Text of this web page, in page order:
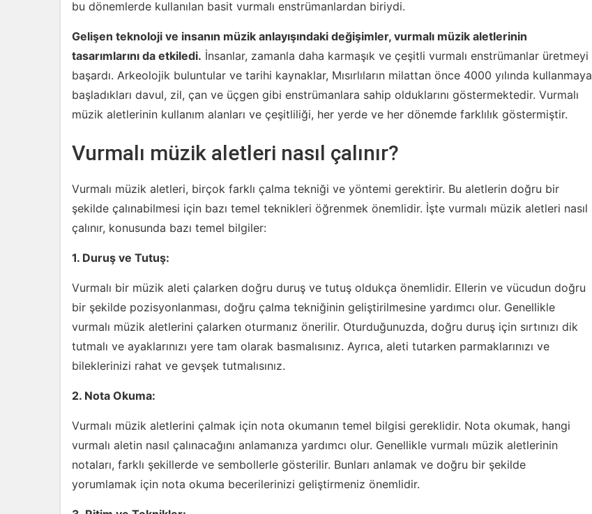
bu dönemlerde kullanılan basit vurmalı enstrümanlardan biriydi.
Gelişen teknoloji ve insanın müzik anlayışındaki değişimler, vurmalı müzik aletlerinin
tasarımlarını da etkiledi. İnsanlar, zamanla daha karmaşık ve çeşitli vurmalı enstrümanlar üretmeyi
başardı. Arkeolojik buluntular ve tarihi kaynaklar, Mısırlıların milattan önce 4000 yılında kullanmaya
başladıkları davul, zil, çan ve üçgen gibi enstrümanlara sahip olduklarını göstermektedir. Vurmalı
müzik aletlerinin kullanım alanları ve çeşitliliği, her yerde ve her dönemde farklılık göstermiştir.
Vurmalı müzik aletleri nasıl çalınır?
Vurmalı müzik aletleri, birçok farklı çalma tekniği ve yöntemi gerektirir. Bu aletlerin doğru bir
şekilde çalınabilmesi için bazı temel teknikleri öğrenmek önemlidir. İşte vurmalı müzik aletleri nasıl
çalınır, konusunda bazı temel bilgiler:
1. Duruş ve Tutuş:
Vurmalı bir müzik aleti çalarken doğru duruş ve tutuş oldukça önemlidir. Ellerin ve vücudun doğru
bir şekilde pozisyonlanması, doğru çalma tekniğinin geliştirilmesine yardımcı olur. Genellikle
vurmalı müzik aletlerini çalarken oturmanız önerilir. Oturduğunuzda, doğru duruş için sırtınızı dik
tutmalı ve ayaklarınızı yere tam olarak basmalısınız. Ayrıca, aleti tutarken parmaklarınızı ve
bileklerinizi rahat ve gevşek tutmalısınız.
2. Nota Okuma:
Vurmalı müzik aletlerini çalmak için nota okumanın temel bilgisi gereklidir. Nota okumak, hangi
vurmalı aletin nasıl çalınacağını anlamanıza yardımcı olur. Genellikle vurmalı müzik aletlerinin
notaları, farklı şekillerde ve sembollerle gösterilir. Bunları anlamak ve doğru bir şekilde
yorumlamak için nota okuma becerilerinizi geliştirmeniz önemlidir.